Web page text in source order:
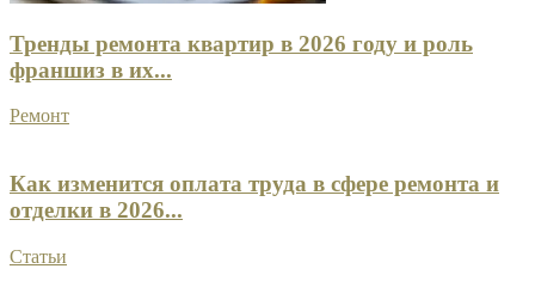
Тренды ремонта квартир в 2026 году и роль
франшиз в их...
Ремонт
Как изменится оплата труда в сфере ремонта и
отделки в 2026...
Статьи